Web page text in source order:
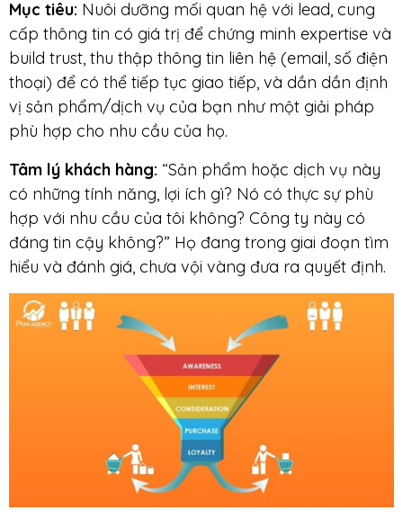
Mục tiêu: Nuôi dưỡng mối quan hệ với lead, cung
cấp thông tin có giá trị để chứng minh expertise và
build trust, thu thập thông tin liên hệ (email, số điện
thoại) để có thể tiếp tục giao tiếp, và dần dần định
vị sản phẩm/dịch vụ của bạn như một giải pháp
phù hợp cho nhu cầu của họ.
Tâm lý khách hàng: “Sản phẩm hoặc dịch vụ này
có những tính năng, lợi ích gì? Nó có thực sự phù
hợp với nhu cầu của tôi không? Công ty này có
đáng tin cậy không?” Họ đang trong giai đoạn tìm
hiểu và đánh giá, chưa vội vàng đưa ra quyết định.